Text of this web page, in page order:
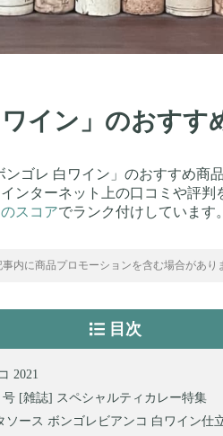
ワイン」のおす
ンゴレ 白ワイン」のおすすめ商
ンターネット上の口コミや評判
のスコアでランク付けしています。
事内に商品プロモーションを含む場合があり
目次
2021
号 [雑誌] スペシャルティカレー特集
ソース ボンゴレビアンコ 白ワイン仕